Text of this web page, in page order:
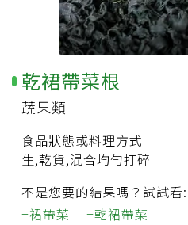
乾裙帶菜根
蔬果類
食品狀態或料理方式
生,乾貨,混合均勻打碎
不是您要的結果嗎？試試看:
裙帶菜
乾裙帶菜